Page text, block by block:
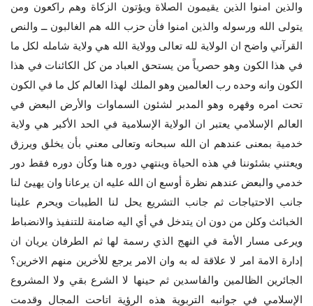
والذين امنوا الذين يقيمون الصلاة ويؤتون الزكاة وهم راكعون ومن
يتولى الله ورسوله والذين امنوا فأن حزب الله هم الغالبون ــ والنص
القرآني واضح ان الولاية لله تعالى وولاية الله هي ولاية شامله لكل ما
في هذا الكون وهو حصرياً من يستحق العباد من كل الكائنات في هذا
الكون وانه وحده رب العالمين وهو الملك لهذا العالم كل ما في الكون
تحت امره وقهره وهو المدبر لشئون السماوات والأرض البعض في
العالم الإسلامي يعتبر ان الولاية الإسلامية في الحد الأكبر هي ولاية
خدمية بمعنى عندهم ان الله سبحانه وتعالى معني بأن يخلق ويرزق
ويعتني بشئوننا في هذه الحياة وينتهي دوره هنا وكأن دوره فقط دور
خدمي والبعض عندهم نظرة أوسع ان الله عليه ان يرعانا وان يهيئ لنا
جانب الاحتياجات ثم جانب التشريع يحل لنا الطيبات ويحرم علينا
الخبائث وكلن من دون ان يتدخل في أي اليه ضامنة للتنفيذ والانضباط
ويرعى مسار الأمة في النهج الذي رسمة لها ثم الطرفان يريان ان
إدارة الامة امر لا علاقة له به وان الامر يرجع للأخرين منهم الاخرين؟
الجائرين الظالمين والفاسدين ثم حينها لا الشرع بقي ولا المشروع
الإسلامي في جوانبه التربوية هذه الرؤية اتاحت المجال وقدمت